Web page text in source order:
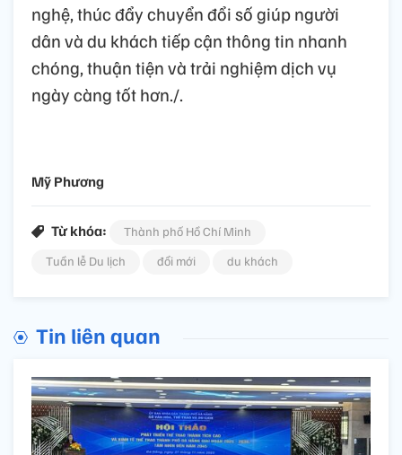
nghệ, thúc đẩy chuyển đổi số giúp người
dân và du khách tiếp cận thông tin nhanh
chóng, thuận tiện và trải nghiệm dịch vụ
ngày càng tốt hơn./.
Mỹ Phương
Từ khóa:
Thành phố Hồ Chí Minh
Tuần lễ Du lịch
đổi mới du khách
Tin liên quan